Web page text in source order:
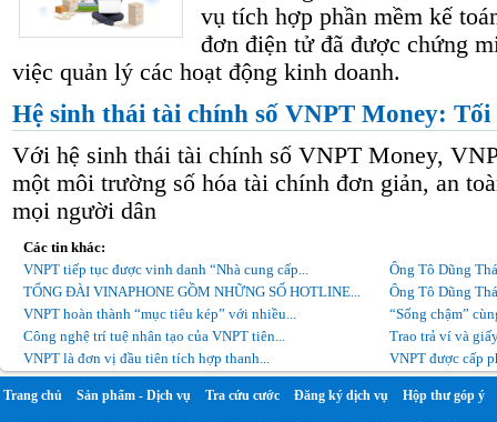
vụ tích hợp phần mềm kế
đơn điện tử đã được chứng
việc quản lý các hoạt động kinh doanh.
Hệ sinh thái tài chính số VNPT Money:
Với hệ sinh thái tài chính số VNPT Money,
một môi trường số hóa tài chính đơn giản, an
mọi người dân
Các tin khác:
VNPT tiếp tục được vinh danh “Nhà cung cấp...
TỔNG ĐÀI VINAPHONE GỒM NHỮNG SỐ HOTLINE...
VNPT hoàn thành “mục tiêu kép” với nhiều...
Công nghệ trí tuệ nhân tạo của VNPT tiên...
VNPT là đơn vị đầu tiên tích hợp thanh...
Ông Tô Dũng
Ông Tô Dũng
“Sống chậm”
Trao trả ví và
VNPT được cấp
Trang chủ Sản phẩm - Dịch vụ Tra cứu cước Đăng ký dịch vụ Hộp thư góp ý